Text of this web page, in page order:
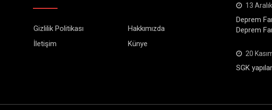
Gizlilik Politikası
Hakkımızda
İletişim
Künye
13
Deprem
Deprem
20
SGK